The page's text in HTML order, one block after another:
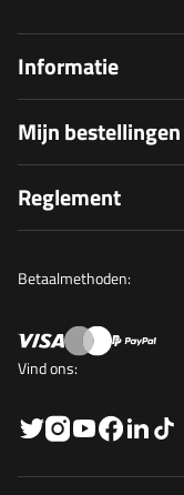
Informatie
Mijn bestellingen
Reglement
Betaalmethoden:
Vind ons: